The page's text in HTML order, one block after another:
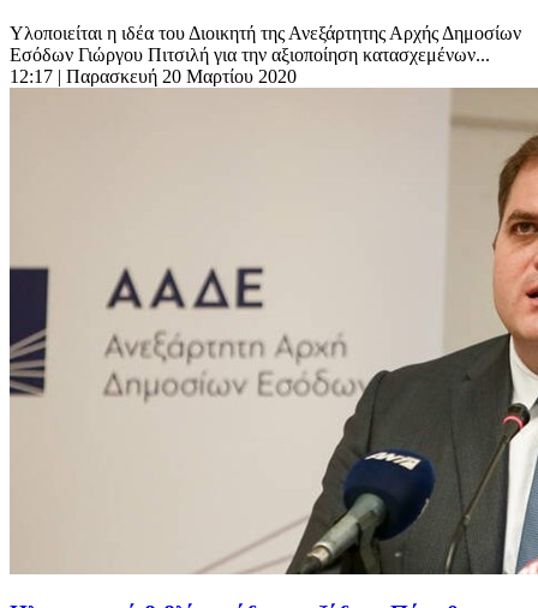
Υλοποιείται η ιδέα του Διοικητή της Ανεξάρτητης Αρχής Δημοσίων
Εσόδων Γιώργου Πιτσιλή για την αξιοποίηση κατασχεμένων...
12:17 | Παρασκευή 20 Μαρτίου 2020